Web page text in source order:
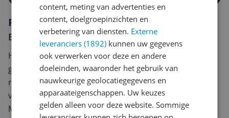
Reviews
Er zijn nog geen reviews geschreven
Heb jij dit product in bezit en wil je graag je mening
geven? Start dan hieronder met het schrijven van je
review. Afhankelijk van de details duurt het schrijven
van een review gemiddeld tussen de 3 en 10 minuten.
Met jouw mening help je andere bezoekers een betere
content, meting van advertenties en
content, doelgroepinzichten en
verbetering van diensten. Externe
leveranciers (1892) kunnen uw gegevens
ook verwerken voor deze en andere
doeleinden, waaronder het gebruik van
nauwkeurige geolocatiegegevens en
apparaateigenschappen. Uw keuzes
gelden alleen voor deze website. Sommige